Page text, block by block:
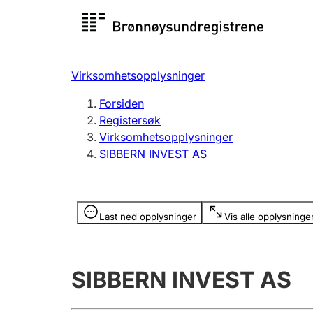
Registersøk
Registrere, endre, slette
Virksomhetsopplysninger
Forsiden
Registersøk
Virksomhetsopplysninger
SIBBERN INVEST AS
Last ned opplysninger Vis alle
Opplysninger er skjult
SIBBERN INVEST AS